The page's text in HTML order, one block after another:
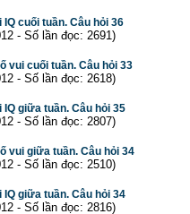
IQ cuối tuần. Câu hỏi 36
- Số lần đọc: 2691)
vui cuối tuần. Câu hỏi 33
- Số lần đọc: 2618)
IQ giữa tuần. Câu hỏi 35
- Số lần đọc: 2807)
vui giữa tuần. Câu hỏi 34
- Số lần đọc: 2510)
IQ giữa tuần. Câu hỏi 34
- Số lần đọc: 2816)